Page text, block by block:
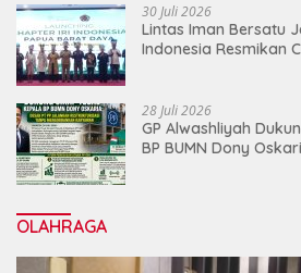
30 Juli 2026
Lintas Iman Bersatu
Indonesia Resmikan
28 Juli 2026
GP Alwashliyah
BP BUMN Dony
OLAHRAGA